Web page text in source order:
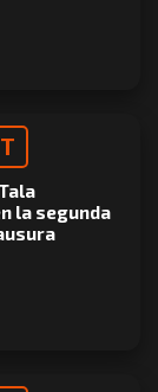
la segunda